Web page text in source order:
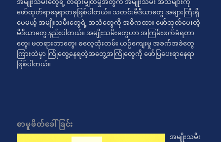
ဖော်ထုတ်ရာနေရာတခုဖြစ်ပါတယ်။ သတင်းမီဒီယာတွေ အများကြီးရှိ
ပေမယ့် အမျိုးသမီးတွေရဲ့ အသံတွေကို အဓိကထား ဖော်ထုတ်ပေးတဲ့
မီဒီယာတွေ နည်းပါတယ်။ အမျိုးသမီးတွေဟာ အကြမ်းဖက်ခံရတာ
တွေ၊ မတရားတာတွေ၊ ဓလေ့ထုံးတမ်း ယဉ်ကျေးမှု အခက်အခဲတွေ
ကြားထဲမှာ ကြုံတွေ့နေရတဲ့အတွေ့အကြုံတွေကို ဖော်ပြပေးရာနေရာ
ဖြစ်ပါတယ်။
စာမူဖိတ်ခေါ်ခြင်း
အမျိုးသမီး